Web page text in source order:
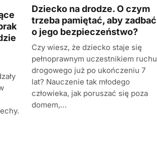
Dziecko na drodze. O czym
trzeba pamiętać, aby zadbać
o jego bezpieczeństwo?
Czy wiesz, że dziecko staje się
pełnoprawnym uczestnikiem ruchu
drogowego już po ukończeniu 7
lat? Nauczenie tak młodego
człowieka, jak poruszać się poza
domem,…